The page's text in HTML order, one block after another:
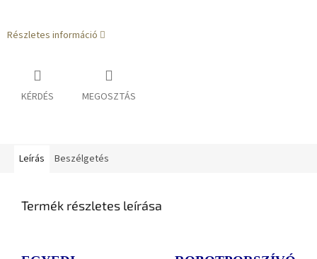
Részletes információ
KÉRDÉS MEGOSZTÁS
Leírás Beszélgetés
Termék részletes leírása